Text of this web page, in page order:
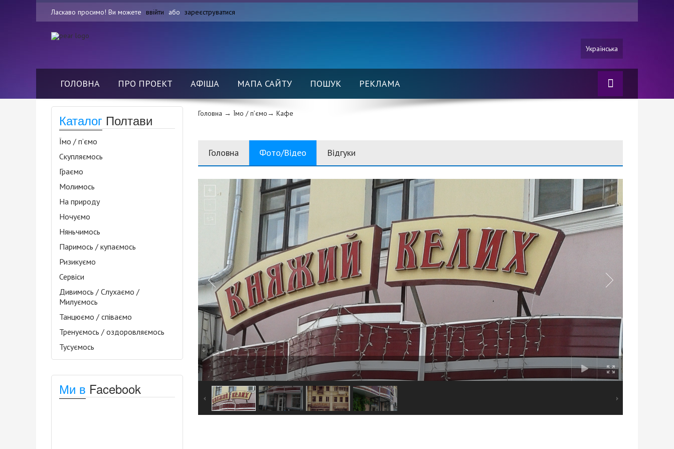
Ласкаво просимо! Ви можете ввійти або зареєструватися
Українська
ГОЛОВНА ПРО ПРОЕКТ АФІША МАПА САЙТУ ПОШУК РЕКЛАМА
Каталог Полтави
Їмо / п’ємо
Скупляємось
Граємо
Молимось
На природу
Ночуємо
Няньчимось
Паримось / купаємось
Ризикуємо
Сервіси
Дивимось / Слухаємо /
Милуємось
Танцюємо / співаємо
Тренуємось / оздоровляємось
Тусуємось
Ми в Facebook
Головна → Їмо / п’ємо→ Кафе
Головна Фото/Відео Відгуки